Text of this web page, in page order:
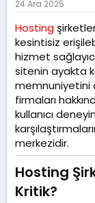
ş
l
a
t
a
24 Ara 2025
Hosting
kesintisiz
hizmet
sitenin ayakta
memnuniyetini
firmaları
kullanıcı
merkezidir.
Hosting
Kritik?​